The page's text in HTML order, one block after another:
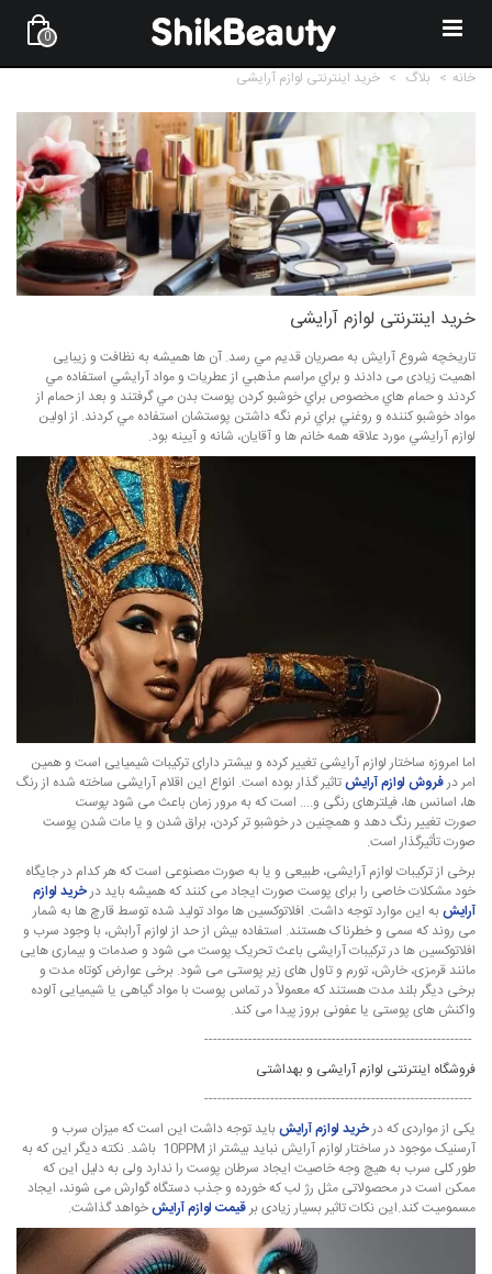
0
خانه > بلاگ > خريد اينترنتی لوازم آرايشی
خريد اينترنتی لوازم آرايشی
تاريخچه شروع آرايش به مصريان قديم مي رسد. آن ها همیشه به نظافت و زیبایی
اهمیت زیادی می دادند و براي مراسم مذهبي از عطريات و مواد آرايشي استفاده مي
کردند و حمام هاي مخصوص براي خوشبو کردن پوست بدن مي گرفتند و بعد از حمام از
مواد خوشبو کننده و روغني براي نرم نگه داشتن پوستشان استفاده مي کردند. از اولين
لوازم آرايشي مورد علاقه همه خانم ها و آقايان، شانه و آیینه بود.
اما امروزه ساختار لوازم آرایشی تغییر کرده و بیشتر دارای ترکیبات شیمیایی است و همین
امر درفروش لوازم آرایشتاثیر گذار بوده است. انواع این اقلام آرایشی ساخته شده از رنگ
ها، اسانس ها، فیلترهای رنگی و.... است که به مرور زمان باعث می شودپوست
صورت تغییر رنگ دهد و همچنین در خوشبو تر کردن، براق شدن و یا مات شدن پوست
صورت تأثیرگذار است.
برخی از ترکیبات لوازم آرایشی، طبیعی و یا به صورت مصنوعی است که هر کدام در جایگاه
خود مشکلات خاصی را برای پوست صورت ایجاد می کنند که همیشه باید درخرید لوازم
آرایشبه این موارد توجه داشت. افلاتوکسین ها مواد تولید شده توسط قارچ ها به شمار
می روند که سمی و خطرناک هستند. استفاده بیش از حد از لوازم آرابش، با وجود سرب و
افلاتوکسین ها در ترکیبات آرایشی باعث تحریک پوست می شود و صدمات و بیماری هایی
مانند قرمزی، خارش، تورم و تاول های زیر پوستی می شود. برخی عوارض کوتاه مدت و
برخی دیگر بلند مدت هستند که معمولاً در تماس پوست با مواد گیاهی یا شیمیایی آلوده
واکنش های پوستی یا عفونی بروز پیدا می کند.
-------------------------------------------------------------
فروشگاه اینترنتی لوازم آرایشی و بهداشتی
-------------------------------------------------------------
یکی از مواردی که درخرید لوازم آرایشباید توجه داشت این است که میزان سرب و
آرسنیک موجود در ساختار لوازم آرایش نباید بیشتر از 10PPM باشد. نکته دیگر این که به
طور کلی سرب به هیچ وجه خاصیت ایجاد سرطان پوست را ندارد ولی به دلیل این که
ممکن است در محصولاتی مثل رژ لب که خورده و جذب دستگاه گوارش می شوند، ایجاد
مسمومیت کند.این نکات تاثیر بسیار زیادی برقیمت لوازم آرایشخواهد گذاشت.